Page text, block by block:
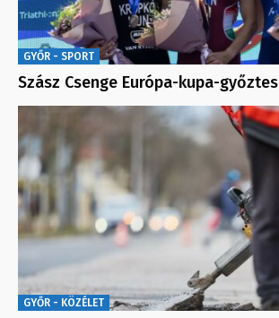
GYŐR - SPORT
Szász Csenge Európa-kupa-győztes
GYŐR - KÖZÉLET